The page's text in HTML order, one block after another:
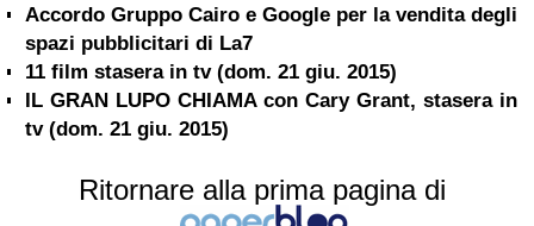
Accordo Gruppo Cairo e Google per la vendita degli
spazi pubblicitari di La7
11 film stasera in tv (dom. 21 giu. 2015)
IL GRAN LUPO CHIAMA con Cary Grant, stasera in
tv (dom. 21 giu. 2015)
Ritornare alla prima pagina di